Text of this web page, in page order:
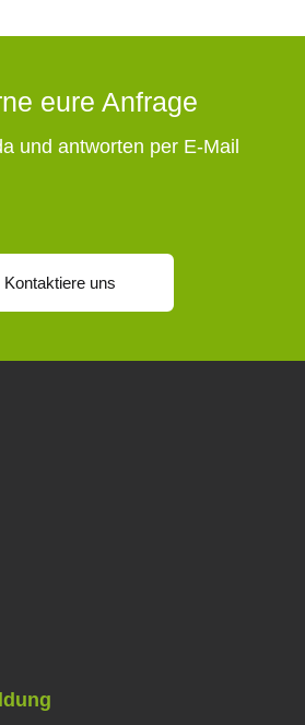
eure Anfrage
und antworten per E-Mail
Kontaktiere uns